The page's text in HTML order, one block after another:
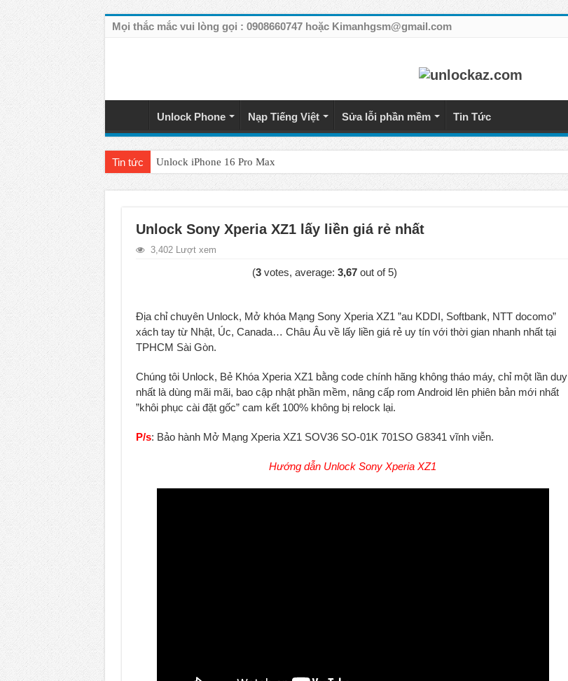
Mọi thắc mắc vui lòng gọi : 0908660747 hoặc Kimanhgsm@gmail.com
Unlock Phone Nạp Tiếng Việt Sửa lỗi phần mềm Tin Tức
Tin tức Unlock iPhone 16 Pro Max
Unlock iPhone 15 Pro Max lên quốc tế giá rẻ
Unlock Motorola Razr 2025
Unlock Motorola Razr 2024
Unlock iPhone 17 Pro Max
Unlock Sony Xperia XZ1 lấy liền giá rẻ nhất
3,402 Lượt xem
(3votes, average: 3,67out of 5)
Địa chỉ chuyên Unlock, Mở khóa Mạng Sony Xperia XZ1 ”au KDDI, Softbank, NTT docomo”
xách tay từ Nhật, Úc, Canada… Châu Âu về lấy liền giá rẻ uy tín với thời gian nhanh nhất tại
TPHCM Sài Gòn.
Chúng tôi Unlock, Bẻ Khóa Xperia XZ1 bằng code chính hãng không tháo máy, chỉ một lần duy
nhất là dùng mãi mãi, bao cập nhật phần mềm, nâng cấp rom Android lên phiên bản mới nhất
”khôi phục cài đặt gốc” cam kết 100% không bị relock lại.
P/s: Bảo hành Mở Mạng Xperia XZ1 SOV36 SO-01K 701SO G8341 vĩnh viễn.
Hướng dẫn Unlock Sony Xperia XZ1